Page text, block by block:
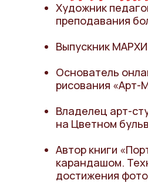
Художник
преподавания
Выпускник МАРХИ
Основатель
рисования «Арт-
Владелец арт-
на Цветном
Автор книги
карандашом.
достижения